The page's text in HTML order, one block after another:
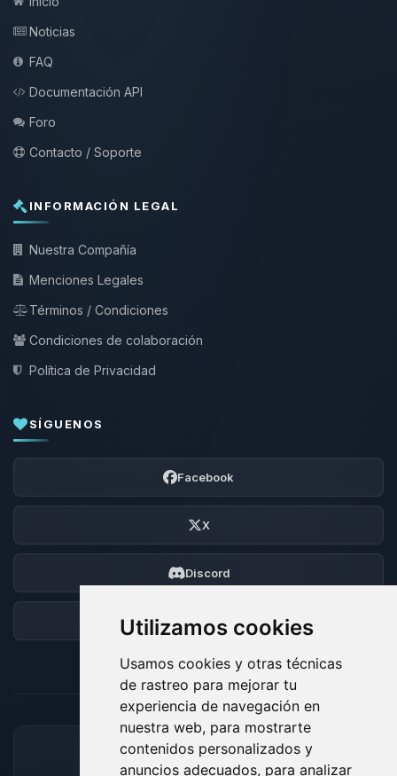
Utilizamos cookies
Usamos cookies y otras técnicas
de rastreo para mejorar tu
experiencia de navegación en
nuestra web, para mostrarte
contenidos personalizados y
anuncios adecuados, para analizar
Noticias
FAQ
Documentación API
Foro
Contacto / Soporte
INFORMACIÓN LEGAL
Nuestra Compañía
Menciones Legales
Términos / Condiciones
Condiciones de colaboración
Política de Privacidad
SÍGUENOS
Facebook
X
Discord
Foro
MÉTODOS DE PAGO ACEPTADOS